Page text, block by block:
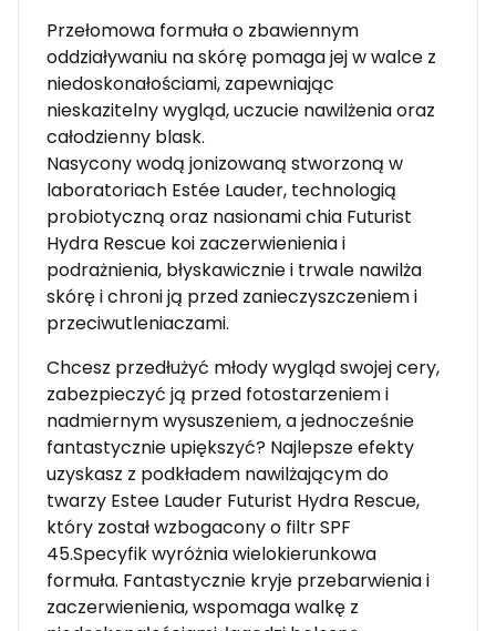
Przełomowa formuła o zbawiennym
oddziaływaniu na skórę pomaga jej w walce z
niedoskonałościami, zapewniając
nieskazitelny wygląd, uczucie nawilżenia oraz
całodzienny blask.
Nasycony wodą jonizowaną stworzoną w
laboratoriach Estée Lauder, technologią
probiotyczną oraz nasionami chia Futurist
Hydra Rescue koi zaczerwienienia i
podrażnienia, błyskawicznie i trwale nawilża
skórę i chroni ją przed zanieczyszczeniem i
przeciwutleniaczami.
Chcesz przedłużyć młody wygląd swojej cery,
zabezpieczyć ją przed fotostarzeniem i
nadmiernym wysuszeniem, a jednocześnie
fantastycznie upiększyć? Najlepsze efekty
uzyskasz z podkładem nawilżającym do
twarzy Estee Lauder Futurist Hydra Rescue,
który został wzbogacony o filtr SPF
45.Specyfik wyróżnia wielokierunkowa
formuła. Fantastycznie kryje przebarwienia i
zaczerwienienia, wspomaga walkę z